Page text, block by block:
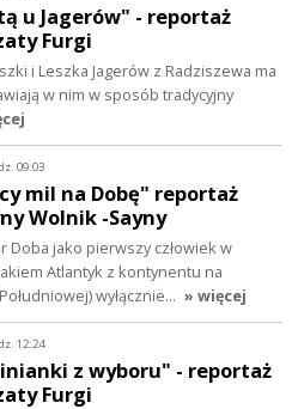
u Jagerów" - reportaż
Furgi
i Leszka Jagerów z Radziszewa ma
w nim w sposób tradycyjny
09:03
mil na Dobę" reportaż
Wolnik -Sayny
Doba jako pierwszy człowiek w
Atlantyk z kontynentu na
wyłącznie… » więcej
12:24
z wyboru" - reportaż
Furgi